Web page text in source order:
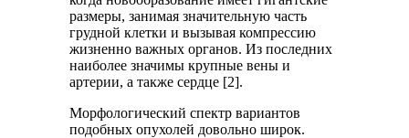
размеры, занимая значительную часть
грудной клетки и вызывая компрессию
жизненно важных органов. Из последних
наиболее значимы крупные вены и
артерии, а также сердце [2].
Морфологический спектр вариантов
подобных опухолей довольно широк.